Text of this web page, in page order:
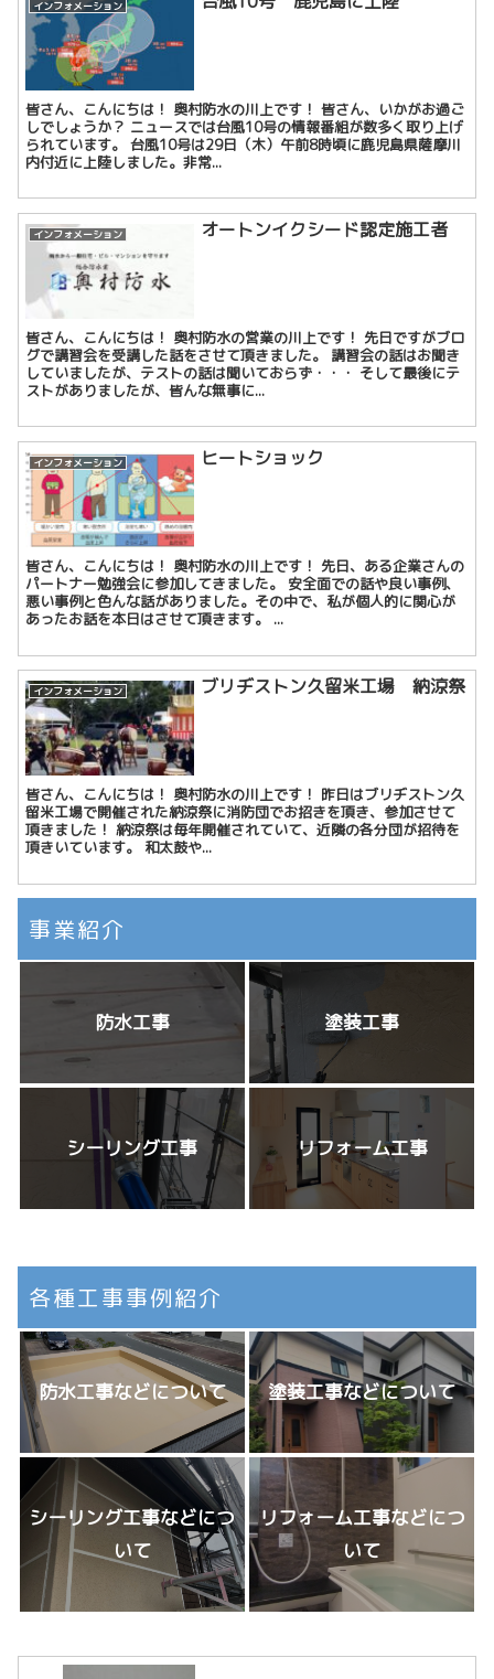
インフォメーション
皆さん、こんにちは！ 奥村防水の川上です！ 皆さん、いかがお過ご
しでしょうか？ ニュースでは台風10号の情報番組が数多く取り上げ
られています。 台風10号は29日（木）午前8時頃に鹿児島県薩摩川
内付近に上陸しました。非常...
インフォメーション オートンイクシード認定施工者
皆さん、こんにちは！ 奥村防水の営業の川上です！ 先日ですがブロ
グで講習会を受講した話をさせて頂きました。 講習会の話はお聞き
していましたが、テストの話は聞いておらず・・・ そして最後にテ
ストがありましたが、皆んな無事に...
インフォメーション ヒートショック
皆さん、こんにちは！ 奥村防水の川上です！ 先日、ある企業さんの
パートナー勉強会に参加してきました。 安全面での話や良い事例、
悪い事例と色んな話がありました。その中で、私が個人的に関心が
あったお話を本日はさせて頂きます。 ...
インフォメーション ブリヂストン久留米工場 納涼祭
皆さん、こんにちは！ 奥村防水の川上です！ 昨日はブリヂストン久
留米工場で開催された納涼祭に消防団でお招きを頂き、参加させて
頂きました！ 納涼祭は毎年開催されていて、近隣の各分団が招待を
頂きいています。 和太鼓や...
事業紹介
防水工事 塗装工事
シーリング工事 リフォーム工事
各種工事事例紹介
防水工事などについて 塗装工事などについて
シーリング工事などにつ
いて
リフォーム工事などにつ
いて